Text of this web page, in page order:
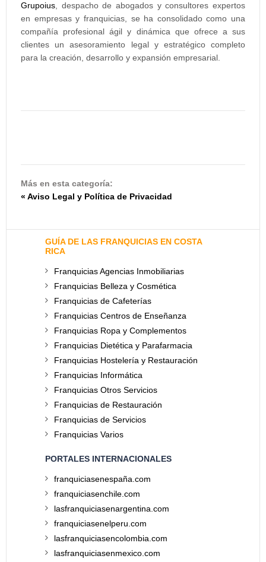
Grupoius , despacho de abogados y consultores expertos
en empresas y franquicias, se ha consolidado como una
compañía profesional ágil y dinámica que ofrece a sus
clientes un asesoramiento legal y estratégico completo
para la creación, desarrollo y expansión empresarial.
Más en esta categoría:
« Aviso Legal y Política de Privacidad
GUÍA DE LAS FRANQUICIAS EN COSTA
RICA
Franquicias Agencias Inmobiliarias
Franquicias Belleza y Cosmética
Franquicias de Cafeterías
Franquicias Centros de Enseñanza
Franquicias Ropa y Complementos
Franquicias Dietética y Parafarmacia
Franquicias Hostelería y Restauración
Franquicias Informática
Franquicias Otros Servicios
Franquicias de Restauración
Franquicias de Servicios
Franquicias Varios
PORTALES INTERNACIONALES
franquiciasenespaña.com
franquiciasenchile.com
lasfranquiciasenargentina.com
franquiciasenelperu.com
lasfranquiciasencolombia.com
lasfranquiciasenmexico.com